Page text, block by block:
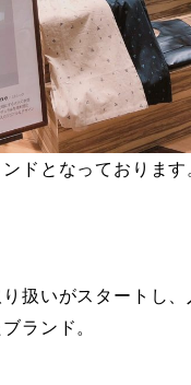
ドとなっております
扱いがスタートし
ランド。